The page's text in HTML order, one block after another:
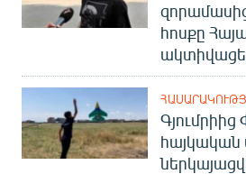
հոսքը
Գյումրիից
հայկական